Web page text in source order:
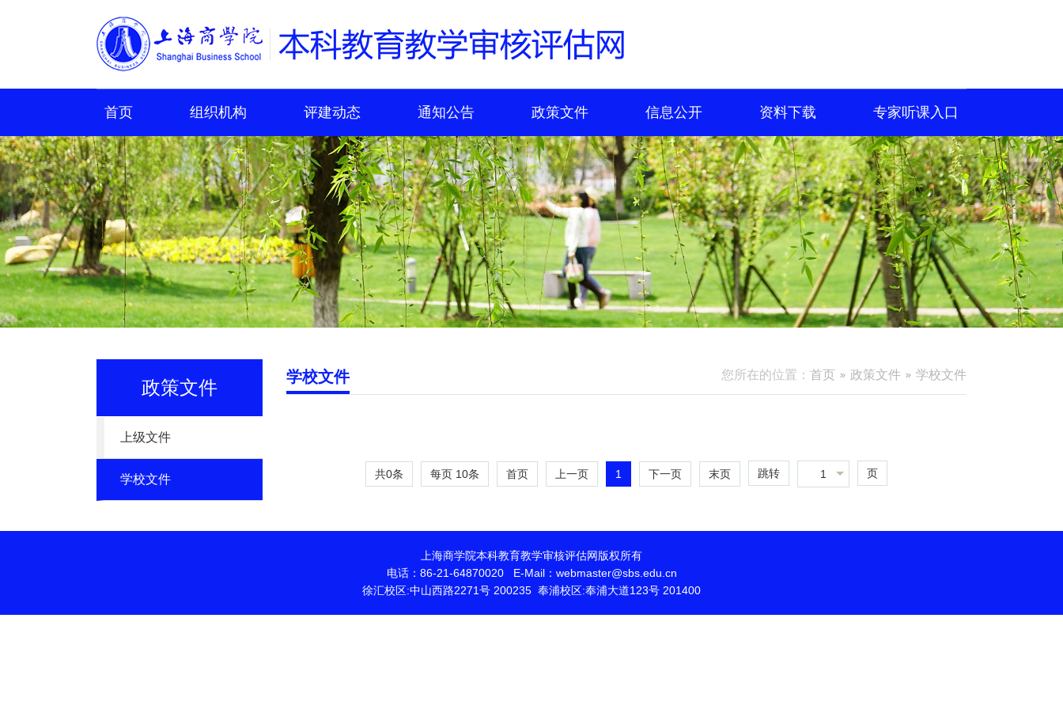
首页 组织机构 评建动态 通知公告 政策文件 信息公开 资料下载 专家听课入口
政策文件
上级文件
学校文件
您所在的位置： 首页 政策文件 学校文件
学校文件
共0条 每页 10条 首页 上一页 1 下一页 末页 跳转 1 页
上海商学院本科教育教学审核评估网版权所有
电话：86-21-64870020 E-Mail：webmaster@sbs.edu.cn
徐汇校区:中山西路2271号 200235 奉浦校区:奉浦大道123号 201400